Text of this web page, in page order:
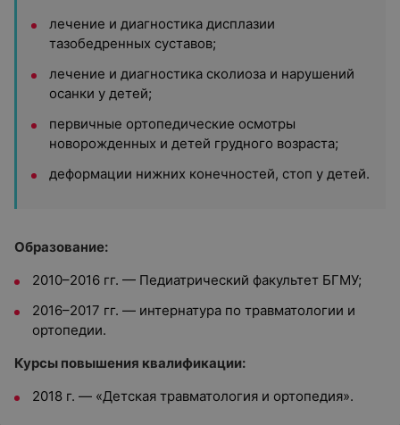
лечение и диагностика дисплазии
тазобедренных суставов;
лечение и диагностика сколиоза и нарушений
осанки у детей;
первичные ортопедические осмотры
новорожденных и детей грудного возраста;
деформации нижних конечностей, стоп у детей.
Образование:
2010–2016 гг. — Педиатрический факультет БГМУ;
2016–2017 гг. — интернатура по травматологии и
ортопедии.
Курсы повышения квалификации:
2018 г. — «Детская травматология и ортопедия».